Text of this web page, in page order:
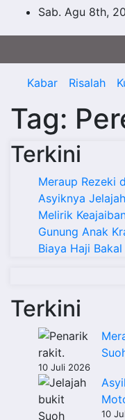
Sab. Agu 8th,
Kabar Risalah
Tag:
Terkini
Meraup Rezeki
Asyiknya
Melirik
Gunung Anak
Biaya Haji
Terkini
10 Juli 2026
10